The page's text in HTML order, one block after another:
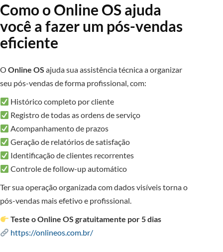
Como o Online OS ajuda
você a fazer um pós-vendas
eficiente
O Online OS ajuda sua assistência técnica a organizar
seu pós-vendas de forma profissional, com:
Histórico completo por cliente
Registro de todas as ordens de serviço
Acompanhamento de prazos
Geração de relatórios de satisfação
Identificação de clientes recorrentes
Controle de follow-up automático
Ter sua operação organizada com dados visíveis torna o
pós-vendas mais efetivo e profissional.
Teste o Online OS gratuitamente por 5 dias
https://onlineos.com.br/